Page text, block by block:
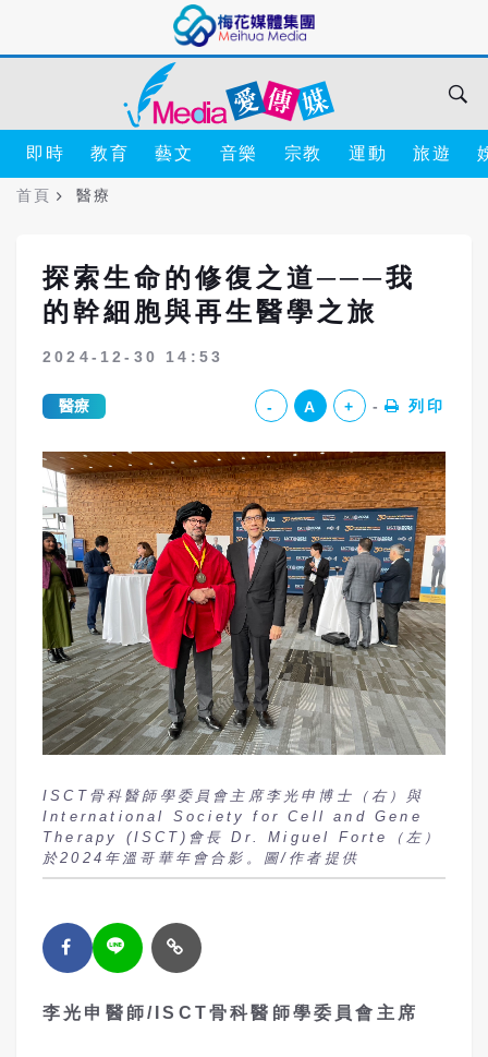
即時 教育 藝文 音樂 宗教 運動 旅遊
首頁 醫療
探索生命的修復之道───我
的幹細胞與再生醫學之旅
2024-12-30 14:53
醫療 - A + 列印
ISCT骨科醫師學委員會主席李光申博士（右）與
International Society for Cell and Gene
Therapy (ISCT)會長 Dr. Miguel Forte（左）
於2024年溫哥華年會合影。圖/作者提供
李光申醫師/ISCT骨科醫師學委員會主席